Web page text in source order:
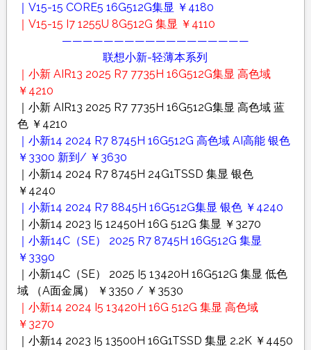
｜V15-15 CORE5 16G512G集显 ￥4180
｜V15-15 I7 1255U 8G512G 集显 ￥4110
——————————————————
联想小新-轻薄本系列
｜小新 AIR13 2025 R7 7735H 16G512G集显 高色域
￥4210
｜小新 AIR13 2025 R7 7735H 16G512G集显 高色域 蓝
色 ￥4210
｜小新14 2024 R7 8745H 16G512G 高色域 AI高能 银色
￥3300 新到/ ￥3630
｜小新14 2024 R7 8745H 24G1TSSD 集显 银色
￥4240
｜小新14 2024 R7 8845H 16G512G集显 银色 ￥4240
｜小新14 2023 I5 12450H 16G 512G 集显 ￥3270
｜小新14C（SE） 2025 R7 8745H 16G512G 集显
￥3390
｜小新14C（SE） 2025 I5 13420H 16G512G 集显 低色
域 （A面金属） ￥3350 / ￥3530
｜小新14 2024 I5 13420H 16G 512G 集显 高色域
￥3270
｜小新14 2023 I5 13500H 16G1TSSD 集显 2.2K ￥4450